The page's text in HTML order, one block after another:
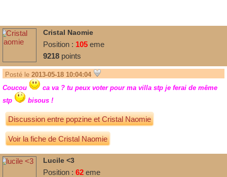
Cristal Naomie
Position : 105 eme
9218 points
Posté le 2013-05-18 10:04:04
Coucou
ca va ? tu peux voter pour ma villa stp je ferai de même
stp
bisous !
Discussion entrepopzineetCristal Naomie
Voir la fiche de Cristal Naomie
Lucile <3
Position : 62 eme